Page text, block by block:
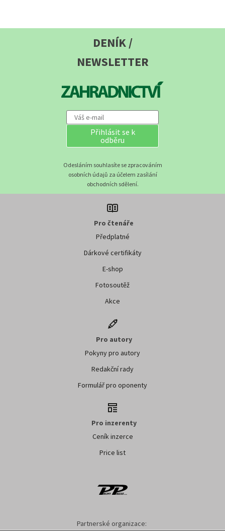
DENÍK /
NEWSLETTER
Přihlásit se k
odběru
Odesláním souhlasíte se zpracováním
osobních údajů za účelem zasílání
obchodních sdělení.
Pro čtenáře
Předplatné
Dárkové certifikáty
E-shop
Fotosoutěž
Akce
Pro autory
Pokyny pro autory
Redakční rady
Formulář pro oponenty
Pro inzerenty
Ceník inzerce
Price list
Partnerské organizace: